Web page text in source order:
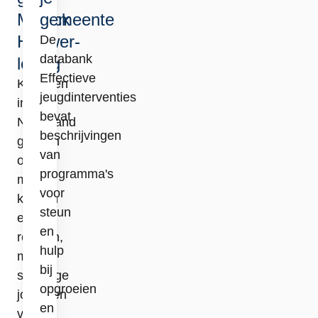
Mulock
Houwer-
lezing
Kinderen
in
Nederland
groeien
op
met
kansen
en
rechten,
maar
sommige
jongeren
voelen
gemeente
De
databank
Effectieve
jeugdinterventies
bevat
beschrijvingen
van
programma's
voor
steun
en
hulp
bij
opgroeien
en